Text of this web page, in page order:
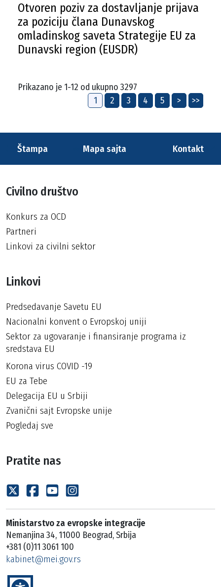
Otvoren poziv za dostavljanje prijava
za poziciju člana Dunavskog
omladinskog saveta Strategije EU za
Dunavski region (EUSDR)
Prikazano je 1-12 od ukupno 3297
1
2 3 4 5 > >>
Štampa Mapa sajta Kontakt
Civilno društvo
Konkurs za OCD
Partneri
Linkovi za civilni sektor
Linkovi
Predsedavanje Savetu EU
Nacionalni konvent o Evropskoj uniji
Sektor za ugovaranje i finansiranje programa iz
sredstava EU
Korona virus COVID -19
EU za Tebe
Delegacija EU u Srbiji
Zvanični sajt Evropske unije
Pogledaj sve
Pratite nas
Ministarstvo za evropske integracije
Nemanjina 34, 11000 Beograd, Srbija
+381 (0)11 3061 100
kabinet@mei.gov.rs